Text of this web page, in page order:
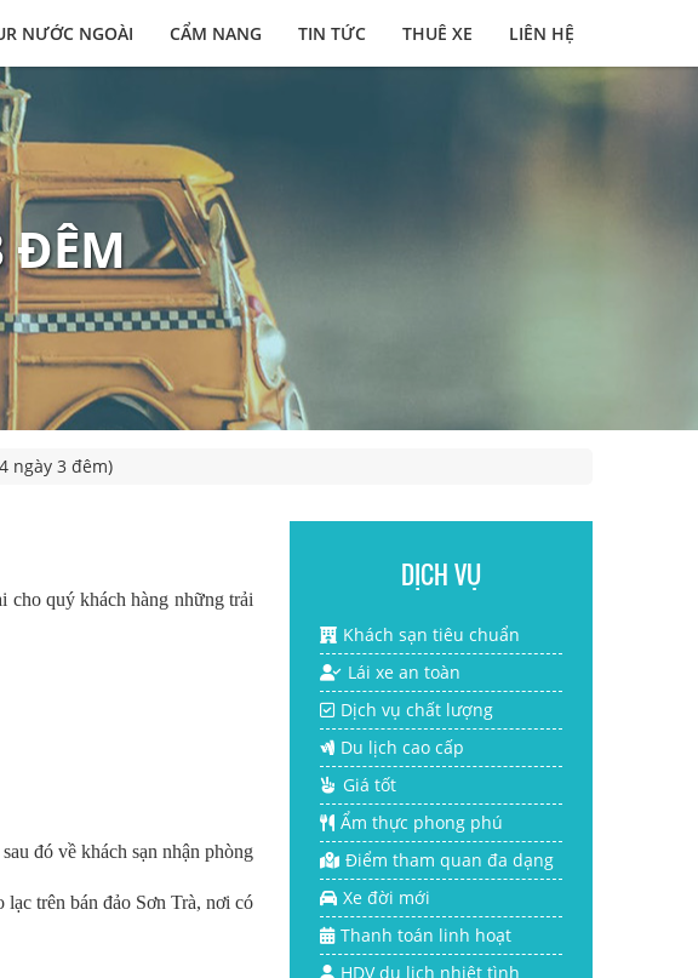
NƯỚC NGOÀI CẨM NANG TIN TỨC THUÊ XE LIÊN HỆ
ĐÊM
ngày 3 đêm)
quý khách hàng những trải
đó về khách sạn nhận phòng
lạc trên bán đảo Sơn Trà, nơi có
DỊCH VỤ
Khách sạn tiêu chuẩn
Lái xe an toàn
Dịch vụ chất lượng
Du lịch cao cấp
Giá tốt
Ẩm thực phong phú
Điểm tham quan đa dạng
Xe đời mới
Thanh toán linh hoạt
HDV du lịch nhiệt tình